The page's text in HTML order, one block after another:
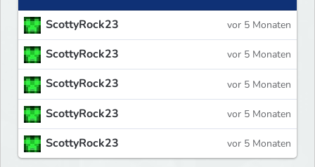
ScottyRock23 vor 5 Monaten
ScottyRock23 vor 5 Monaten
ScottyRock23 vor 5 Monaten
ScottyRock23 vor 5 Monaten
ScottyRock23 vor 5 Monaten